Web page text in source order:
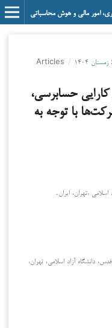
امور مالی و هوش محاسباتی
/
Articles
حسابرسی،
با توجه به
،تهران، ایران.
دانشگاه آزاد اسلامی، تهران،